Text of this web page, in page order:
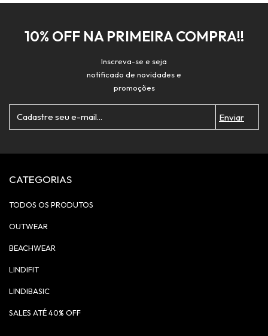
10% OFF NA PRIMEIRA COMPRA!!
Inscreva-se e seja
notificado de novidades e
promoções
CATEGORIAS
TODOS OS PRODUTOS
OUTWEAR
BEACHWEAR
LINDIFIT
LINDIBASIC
SALES ATÉ 40% OFF